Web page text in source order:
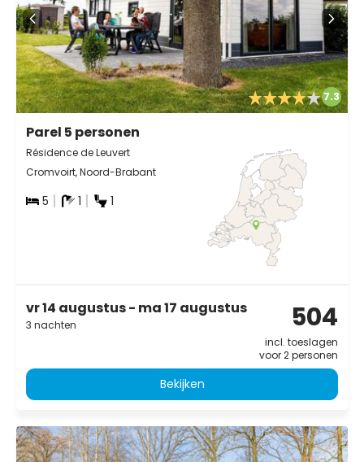
7.3
Parel 5 personen
Résidence de Leuvert
Cromvoirt, Noord-Brabant
5 1 1
vr 14 augustus - ma 17 augustus
3 nachten 504
incl. toeslagen
voor 2 personen
Bekijken